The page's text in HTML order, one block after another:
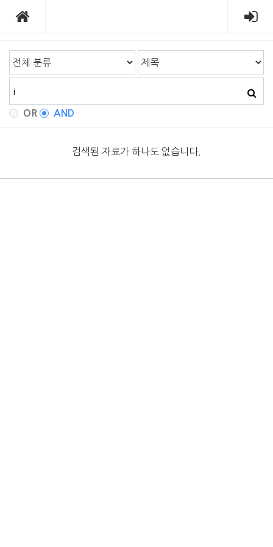
OR AND
검색된 자료가 하나도 없습니다.